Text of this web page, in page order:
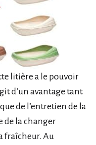
litière a le pouvoir
d’un avantage tant
de l’entretien de la
de la changer
fraîcheur. Au